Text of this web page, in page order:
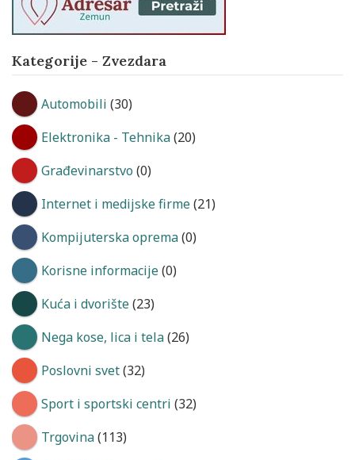
Kategorije - Zvezdara
Automobili (30)
Elektronika - Tehnika(20)
Građevinarstvo (0)
Internet i medijske firme(21)
Kompijuterska oprema(0)
Korisne informacije(0)
Kuća i dvorište(23)
Nega kose, lica i tela(26)
Poslovni svet(32)
Sport i sportski centri (32)
Trgovina(113)